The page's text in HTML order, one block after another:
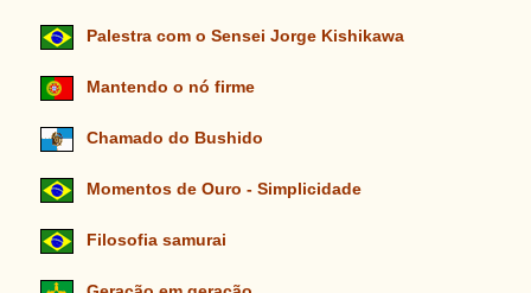
Palestra com o Sensei Jorge Kishikawa
Mantendo o nó firme
Chamado do Bushido
Momentos de Ouro - Simplicidade
Filosofia samurai